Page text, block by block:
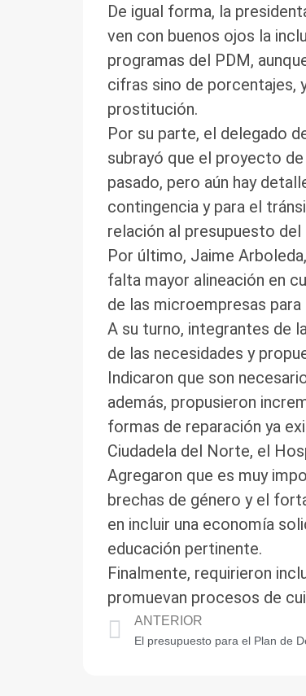
De igual forma, la
ven con buenos ojos la
programas del PDM,
cifras sino de porcentajes,
prostitución.
Por su parte, el delegado
subrayó que el proyecto
pasado, pero aún hay
contingencia y para el
relación al presupuesto del
Por último, Jaime
falta mayor alineación en
de las microempresas
A su turno, integrantes de
de las necesidades y
Indicaron que son
además, propusieron
formas de reparación ya
Ciudadela del Norte, el
Agregaron que es muy
brechas de género y el
en incluir una economía
educación pertinente.
Finalmente, requirieron
promuevan procesos de
ANTERIOR
El presupuesto para el Plan de